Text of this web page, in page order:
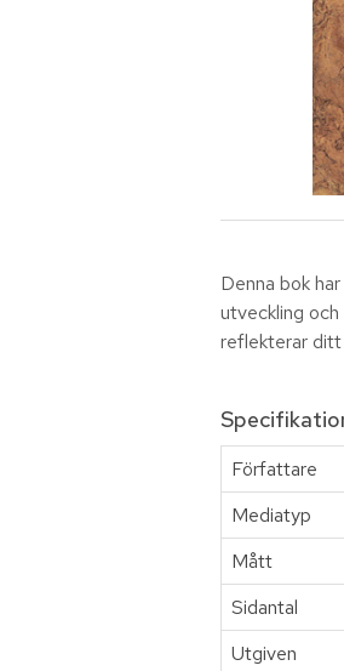
Denna bok
utveckling
reflekterar ditt
Författare
Mediatyp
Mått
Sidantal
Utgiven